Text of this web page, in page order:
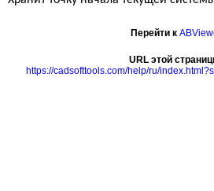
Перейти к
URL этой
https://cadsofttools.com/help/ru/